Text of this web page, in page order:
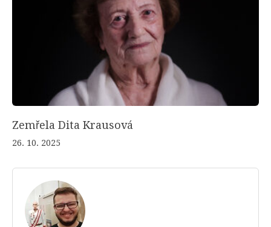
Zemřela Dita Krausová
26. 10. 2025